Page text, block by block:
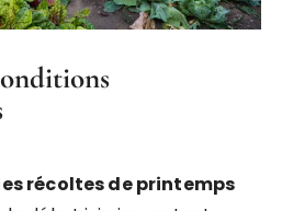
récoltes de printemps